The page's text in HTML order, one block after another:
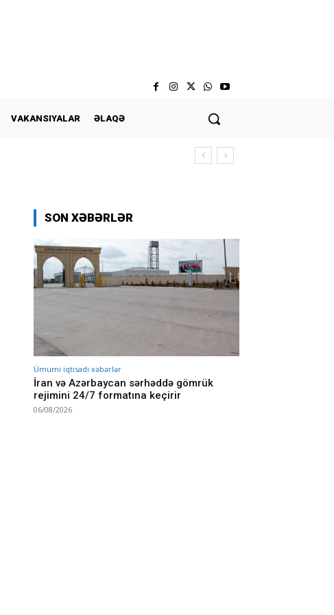
VAKANSIYALAR ƏLAQƏ
SON XƏBƏRLƏR
Ümumi iqtisadi xəbərlər
İran və Azərbaycan sərhəddə gömrük
rejimini 24/7 formatına keçirir
06/08/2026